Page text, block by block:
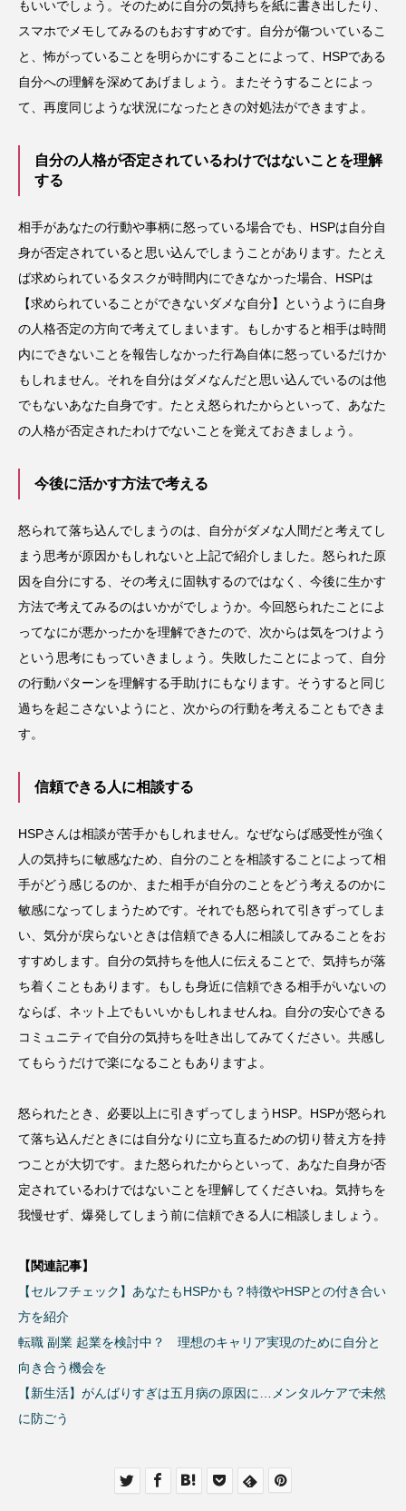
もいいでしょう。そのために自分の気持ちを紙に書き出したり、
スマホでメモしてみるのもおすすめです。自分が傷ついているこ
と、怖がっていることを明らかにすることによって、HSPである
自分への理解を深めてあげましょう。またそうすることによっ
て、再度同じような状況になったときの対処法ができますよ。
自分の人格が否定されているわけではないことを理解
する
相手があなたの行動や事柄に怒っている場合でも、HSPは自分自
身が否定されていると思い込んでしまうことがあります。たとえ
ば求められているタスクが時間内にできなかった場合、HSPは
【求められていることができないダメな自分】というように自身
の人格否定の方向で考えてしまいます。もしかすると相手は時間
内にできないことを報告しなかった行為自体に怒っているだけか
もしれません。それを自分はダメなんだと思い込んでいるのは他
でもないあなた自身です。たとえ怒られたからといって、あなた
の人格が否定されたわけでないことを覚えておきましょう。
今後に活かす方法で考える
怒られて落ち込んでしまうのは、自分がダメな人間だと考えてし
まう思考が原因かもしれないと上記で紹介しました。怒られた原
因を自分にする、その考えに固執するのではなく、今後に生かす
方法で考えてみるのはいかがでしょうか。今回怒られたことによ
ってなにが悪かったかを理解できたので、次からは気をつけよう
という思考にもっていきましょう。失敗したことによって、自分
の行動パターンを理解する手助けにもなります。そうすると同じ
過ちを起こさないようにと、次からの行動を考えることもできま
す。
信頼できる人に相談する
HSPさんは相談が苦手かもしれません。なぜならば感受性が強く
人の気持ちに敏感なため、自分のことを相談することによって相
手がどう感じるのか、また相手が自分のことをどう考えるのかに
敏感になってしまうためです。それでも怒られて引きずってしま
い、気分が戻らないときは信頼できる人に相談してみることをお
すすめします。自分の気持ちを他人に伝えることで、気持ちが落
ち着くこともあります。もしも身近に信頼できる相手がいないの
ならば、ネット上でもいいかもしれませんね。自分の安心できる
コミュニティで自分の気持ちを吐き出してみてください。共感し
てもらうだけで楽になることもありますよ。
怒られたとき、必要以上に引きずってしまうHSP。HSPが怒られ
て落ち込んだときには自分なりに立ち直るための切り替え方を持
つことが大切です。また怒られたからといって、あなた自身が否
定されているわけではないことを理解してくださいね。気持ちを
我慢せず、爆発してしまう前に信頼できる人に相談しましょう。
【関連記事】
【セルフチェック】あなたもHSPかも？特徴やHSPとの付き合い
方を紹介
転職 副業 起業を検討中？ 理想のキャリア実現のために自分と
向き合う機会を
【新生活】がんばりすぎは五月病の原因に…メンタルケアで未然
に防ごう